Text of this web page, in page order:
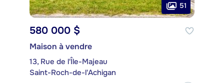
51
580 000 $
Maison à vendre
13, Rue de l'Île-Majeau
Saint-Roch-de-l'Achigan